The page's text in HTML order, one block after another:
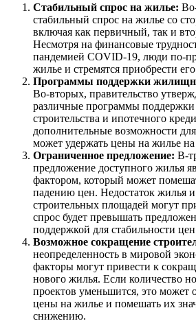
Стабильный спрос на жилье:
стабильный спрос на жилье со
включая как первичный, так и
Несмотря на финансовые
пандемией COVID-19, люди по-
жилье и стремятся приобрести
Программы поддержки
Во-вторых, правительство
различные программы
строительства и ипотечного
дополнительные возможности
может удержать цены на жилье
Ограниченное предложение: В-
предложение доступного жилья
фактором, который может
падению цен. Недостаток жилья и
строительных площадей могут
спрос будет превышать
поддержкой для стабильности
Возможное сокращение
неопределенность в мировой
факторы могут привести к
нового жилья. Если количество
проектов уменьшится, это может
цены на жилье и помешать их
снижению.